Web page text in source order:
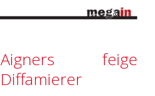
Aigners feige
Diffamierer